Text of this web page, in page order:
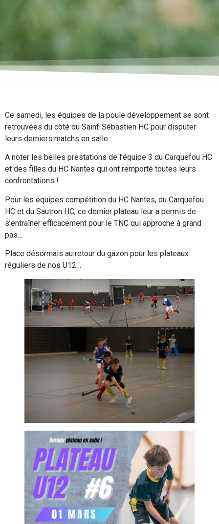
Ce samedi, les équipes de la poule développement se sont
retrouvées du côté du Saint-Sébastien HC pour disputer
leurs derniers matchs en salle.
A noter les belles prestations de l’équipe 3 du Carquefou HC
et des filles du HC Nantes qui ont remporté toutes leurs
confrontations !
Pour les équipes compétition du HC Nantes, du Carquefou
HC et du Sautron HC, ce dernier plateau leur a permis de
s’entraîner efficacement pour le TNC qui approche à grand
pas…
Place désormais au retour du gazon pour les plateaux
réguliers de nos U12…